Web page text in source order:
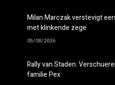
Milan Marczak verstevigt
met klinkende zege
05/08/2026
Rally van Staden:
familie Pex